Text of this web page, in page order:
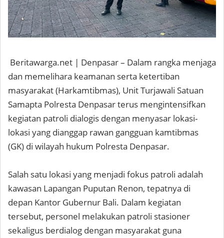
Beritawarga.net | Denpasar – Dalam rangka menjaga
dan memelihara keamanan serta ketertiban
masyarakat (Harkamtibmas), Unit Turjawali Satuan
Samapta Polresta Denpasar terus mengintensifkan
kegiatan patroli dialogis dengan menyasar lokasi-
lokasi yang dianggap rawan gangguan kamtibmas
(GK) di wilayah hukum Polresta Denpasar.
Salah satu lokasi yang menjadi fokus patroli adalah
kawasan Lapangan Puputan Renon, tepatnya di
depan Kantor Gubernur Bali. Dalam kegiatan
tersebut, personel melakukan patroli stasioner
sekaligus berdialog dengan masyarakat guna